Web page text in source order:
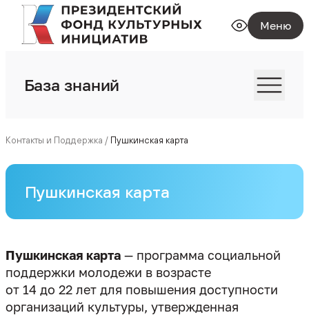
Меню
База знаний
Контакты и Поддержка / Пушкинская карта
Пушкинская карта
Пушкинская карта — программа социальной
поддержки молодежи в возрасте
от 14 до 22 лет для повышения доступности
организаций культуры, утвержденная